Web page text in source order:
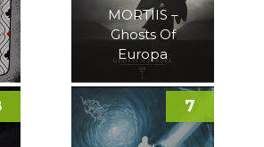
MORTIIS –
Ghosts Of
Europa
7